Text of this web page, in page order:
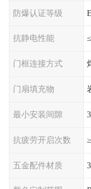
防爆认证等级
抗静电性能
门框连接方式
门扇填充物
最小安装间隙
抗疲劳开启次数
五金配件材质